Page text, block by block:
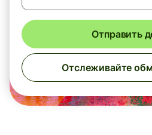
Отправить
Отслеживайте